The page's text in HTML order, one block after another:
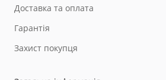
Доставка та оплата
Гарантія
Захист покупця